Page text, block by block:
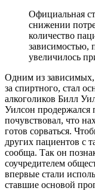
Официальная
снижении
количество
зависимостью,
увеличилось
Одним из зависимых,
за спиртного, стал
алкоголиков Билл
Уилсон продержался
почувствовал, что
готов сорваться.
других пациентов с
сообща. Так он
соучредителем
впервые стали
ставшие основой